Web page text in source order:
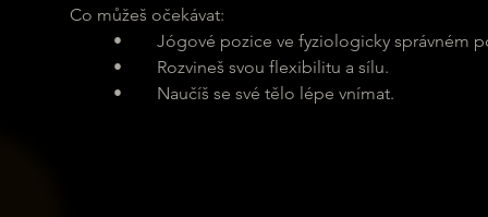
Co můžeš očekávat:
•	Jógové pozice ve fyziologicky správném
	•	Rozvineš svou flexibilitu a sílu.
	•	Naučíš se své tělo lépe vnímat.